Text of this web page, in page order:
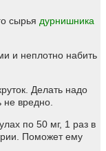
сырья дурнишника
и неплотно набить
Делать надо
не вредно.
по 50 мг, 1 раз в
Поможет ему